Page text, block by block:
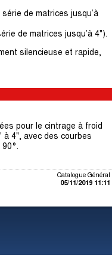
de matrices jusqu’à
de matrices jusqu’à 4").
silencieuse et rapide,
pour le cintrage à froid
4", avec des courbes
Catalogue Général
05/11/2019 11:11